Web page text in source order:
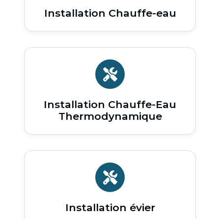
Installation Chauffe-eau
Installation Chauffe-Eau
Thermodynamique
Installation évier